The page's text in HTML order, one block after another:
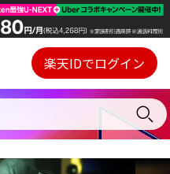
Webプレイヤー
ご契約内容の確認・変更
楽天IDでログイン